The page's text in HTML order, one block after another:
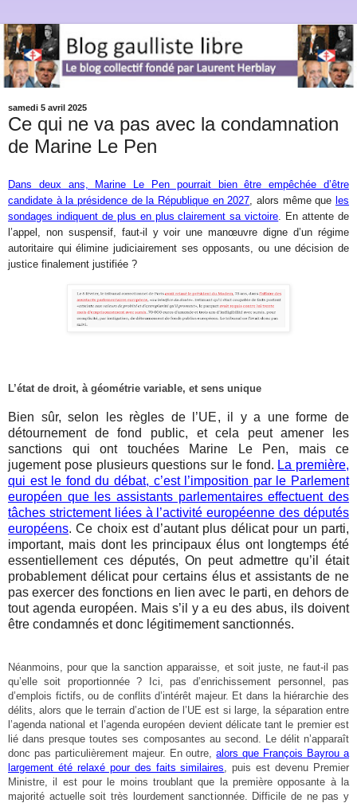
samedi 5 avril 2025
Ce qui ne va pas avec la condamnation
de Marine Le Pen
Dans deux ans, Marine Le Pen pourrait bien être empêchée d’être
candidate à la présidence de la République en 2027, alors même que les
sondages indiquent de plus en plus clairement sa victoire. En attente de
l’appel, non suspensif, faut-il y voir une manœuvre digne d’un régime
autoritaire qui élimine judiciairement ses opposants, ou une décision de
justice finalement justifiée ?
L’état de droit, à géométrie variable, et sens unique
Bien sûr, selon les règles de l’UE, il y a une forme de
détournement de fond public, et cela peut amener les
sanctions qui ont touchées Marine Le Pen, mais ce
jugement pose plusieurs questions sur le fond. La première,
qui est le fond du débat, c’est l’imposition par le Parlement
européen que les assistants parlementaires effectuent des
tâches strictement liées à l’activité européenne des députés
européens. Ce choix est d’autant plus délicat pour un parti,
important, mais dont les principaux élus ont longtemps été
essentiellement ces députés, On peut admettre qu’il était
probablement délicat pour certains élus et assistants de ne
pas exercer des fonctions en lien avec le parti, en dehors de
tout agenda européen. Mais s’il y a eu des abus, ils doivent
être condamnés et donc légitimement sanctionnés.
Néanmoins, pour que la sanction apparaisse, et soit juste, ne faut-il pas
qu’elle soit proportionnée ? Ici, pas d’enrichissement personnel, pas
d’emplois fictifs, ou de conflits d’intérêt majeur. Et dans la hiérarchie des
délits, alors que le terrain d’action de l’UE est si large, la séparation entre
l’agenda national et l’agenda européen devient délicate tant le premier est
lié dans presque toutes ses composantes au second. Le délit n’apparaît
donc pas particulièrement majeur. En outre,alors que François Bayrou a
largement été relaxé pour des faits similaires , puis est devenu Premier
Ministre, il est pour le moins troublant que la première opposante à la
majorité actuelle soit très lourdement sanctionnée. Difficile de ne pas y